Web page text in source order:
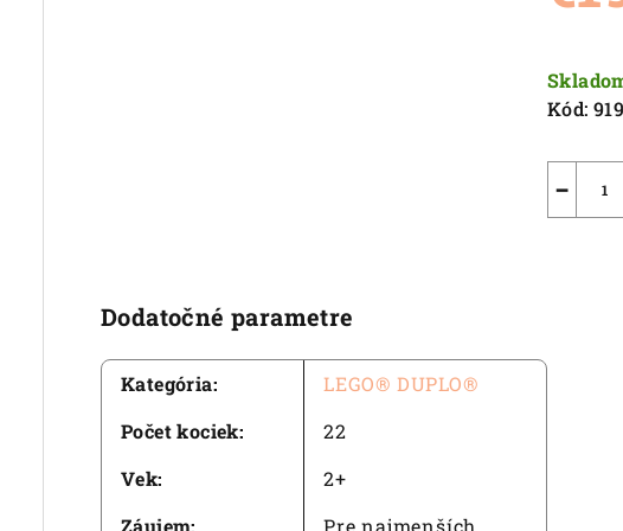
cena:
Kód:
−
Dodatočné parametre
Kategória:
LEGO® DUPLO®
Počet kociek:
22
Vek:
2+
Záujem: Pre najmenších